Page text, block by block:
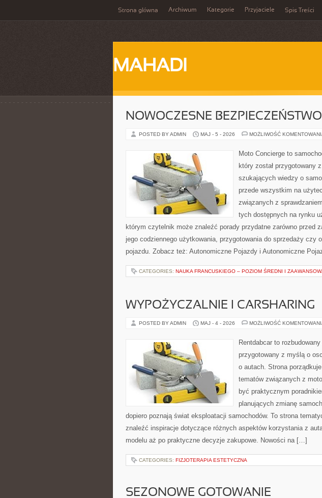
Strona główna Archiwum Kategorie Przyjaciele Spis Treści
MAHADI
NOWOCZESNE BEZPIECZEŃSTWO
POSTED BY ADMIN MAJ - 5 - 2026 MOŻLIWOŚĆ
Moto Concierge to
który został przygotowany
szukających wiedzy o
przede wszystkim na
związanych z
tych dostępnych na rynku
którym czytelnik może znaleźć porady przydatne zarówno przed
jego codziennego użytkowania, przygotowania do sprzedaży czy
pojazdu. Zobacz też: Autonomiczne Pojazdy i Autonomiczne
CATEGORIES: NAUKA FRANCUSKIEGO – POZIOM ŚREDNI I
WYPOŻYCZALNIE I CARSHARING
POSTED BY ADMIN MAJ - 4 - 2026 MOŻLIWOŚĆ
Rentdabcar to
przygotowany z myślą o
o autach. Strona
tematów związanych z
być praktycznym
planujących zmianę
dopiero poznają świat eksploatacji samochodów. To strona
znaleźć inspiracje dotyczące różnych aspektów korzystania z
modelu aż po praktyczne decyzje zakupowe. Nowości na […]
CATEGORIES: FIZJOTERAPIA ESTETYCZNA
SEZONOWE GOTOWANIE